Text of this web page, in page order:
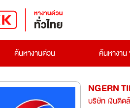
ค้นหางานด่วน ค้นหางาน
NGERN
บริษัท เงินติด